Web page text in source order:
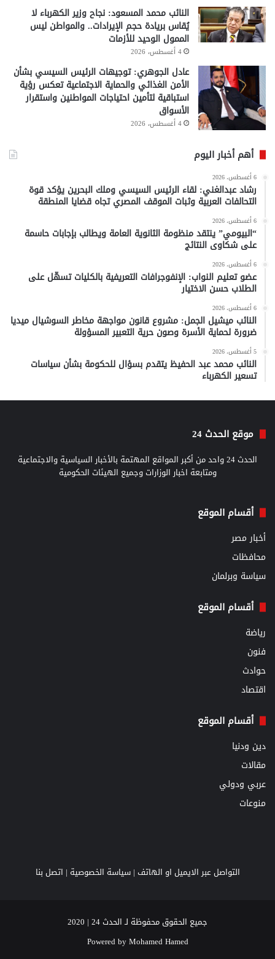
النائب محمد المسعود: نجاح وزير الكهرباء لا
يُقاس بريادة حجم الإيرادات.. والمواطن ليس
الممول الوحيد للأزمات
4 أغسطس، 2026
عادل الجوهري: توجيهات الرئيس السيسي بشأن
الأمن الغذائي والحماية الاجتماعية تعكس رؤية
استباقية لتأمين احتياجات المواطنين واستقرار
الأسواق
4 أغسطس، 2026
أهم أخبار اليوم
6 أغسطس، 2026
رشاد عبدالغني: لقاء الرئيس السيسي وملك البحرين يؤكد قوة
التحالفات العربية وثبات الموقف المصري تجاه قضايا المنطقة
6 أغسطس، 2026
“البيومي” ينتقد منظومة الثانوية العامة ويطالب بإجابات حاسمة
على شكاوى النتائج
6 أغسطس، 2026
عضو تعليم النواب: الإنفوجرافات التعريفية بالكليات تسهّل على
الطلاب حسن الاختيار
6 أغسطس، 2026
النائب ميشيل الجمل: مشروع قانون مواجهة مخاطر السوشيال ميديا
ضرورة لحماية الأسرة وصون حرية التعبير المسؤولة
5 أغسطس، 2026
النائب محمد عبد الحفيظ يتقدم بسؤال للحكومة بشأن سياسات
تسعير الكهرباء
موقع الحدث 24
الحدث 24 واحد من أكبر المواقع المهتمة بالأخبار السياسية والاجتماعية
ومتابعة اخبار الوزارات وجميع الهيئات الحكومية
أقسام الموقع
أخبار مصر
محافظات
سياسة وبرلمان
أقسام الموقع
رياضة
فنون
حوادث
اقتصاد
أقسام الموقع
دين ودنيا
مقالات
عربي ودولي
منوعات
التواصل عبر الايميل او الهاتف |سياسة الخصوصية | اتصل بنا
جميع الحقوق محفوظة لـ الحدث 24 | 2020
Powered byMohamed Hamed